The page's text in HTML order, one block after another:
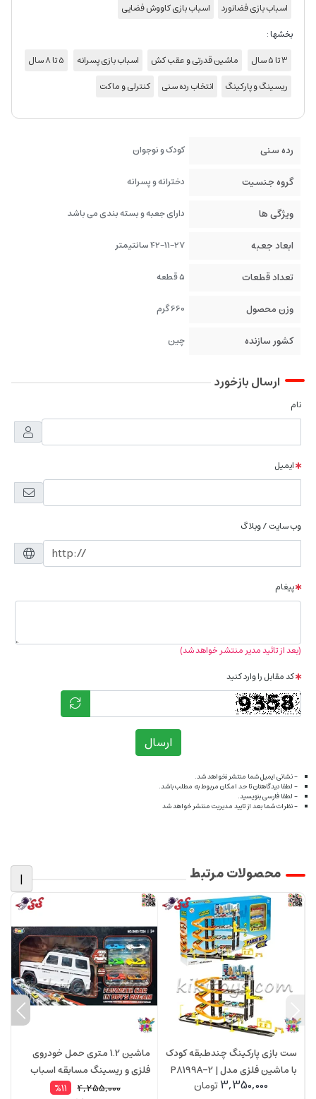
اسباب بازی فضانورد
اسباب بازی کاووش فضایی
بخشها :
3 تا 5 سال
ماشین قدرتی و عقب کش اسباب بازی پسرانه
5 تا 8 سال
ریسینگ و پارکینگ
انتخاب رده سنی کنترلی و ماکت
رده سنی کودک و نوجوان
گروه جنسیت دخترانه و پسرانه
ویژگی ها دارای جعبه و بسته بندی می باشد
ابعاد جعبه 42-11-27 سانتیمتر
تعداد قطعات 5 قطعه
وزن محصول 660 گرم
کشور سازنده چین
ارسال بازخورد
نام
ایمیل
وب سایت / وبلاگ
پیغام
(بعد از تائید مدیر منتشر خواهد شد)
کد مقابل را وارد کنید
ارسال
- نشانی ایمیل شما منتشر نخواهد شد.
- لطفا دیدگاهتان تا حد امکان مربوط به مطلب باشد.
- لطفا فارسی بنویسید.
- نظرات شما بعد از تایید مدیریت منتشر خواهد شد
محصولات مرتبط |
ست بازی پارکینگ چندطبقه کودک
با ماشین فلزی مدل P8199A-2 |
Parking Scene 4 Level Garage
3,350,000تومان
ماشین 1.2 متری حمل خودروی
فلزی و ریسینگ مسابقه اسباب
4,255,000
%11